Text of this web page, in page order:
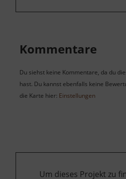
Kommentare
Du siehst keine Kommentare, da du
hast. Du kannst ebenfalls keine
die Karte hier: Einstellungen
Um dieses Projekt zu